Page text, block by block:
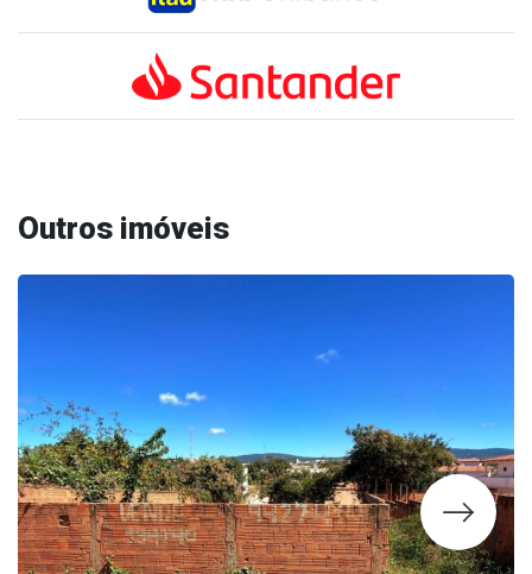
Outros imóveis